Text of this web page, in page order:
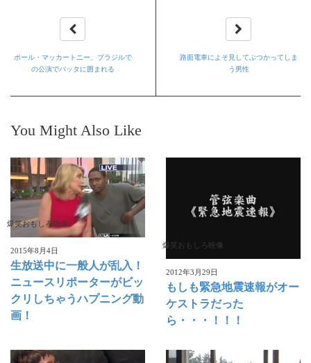
ポール・マッカートニー、ブラジルで
の公演でバッタに囲まれる
路面電車によそ見してぶつかってしま
う男性
You Might Also Like
爆笑おもしろ映像
2015年8月4日
生放送中に一般人が乱入！
ニュースリポーターがビッ
クリしちゃうハプニング動
画！
爆笑おもしろ映像
2012年3月29日
もしも緊急地震速報がオー
ケストラだった
ら・・・！！！